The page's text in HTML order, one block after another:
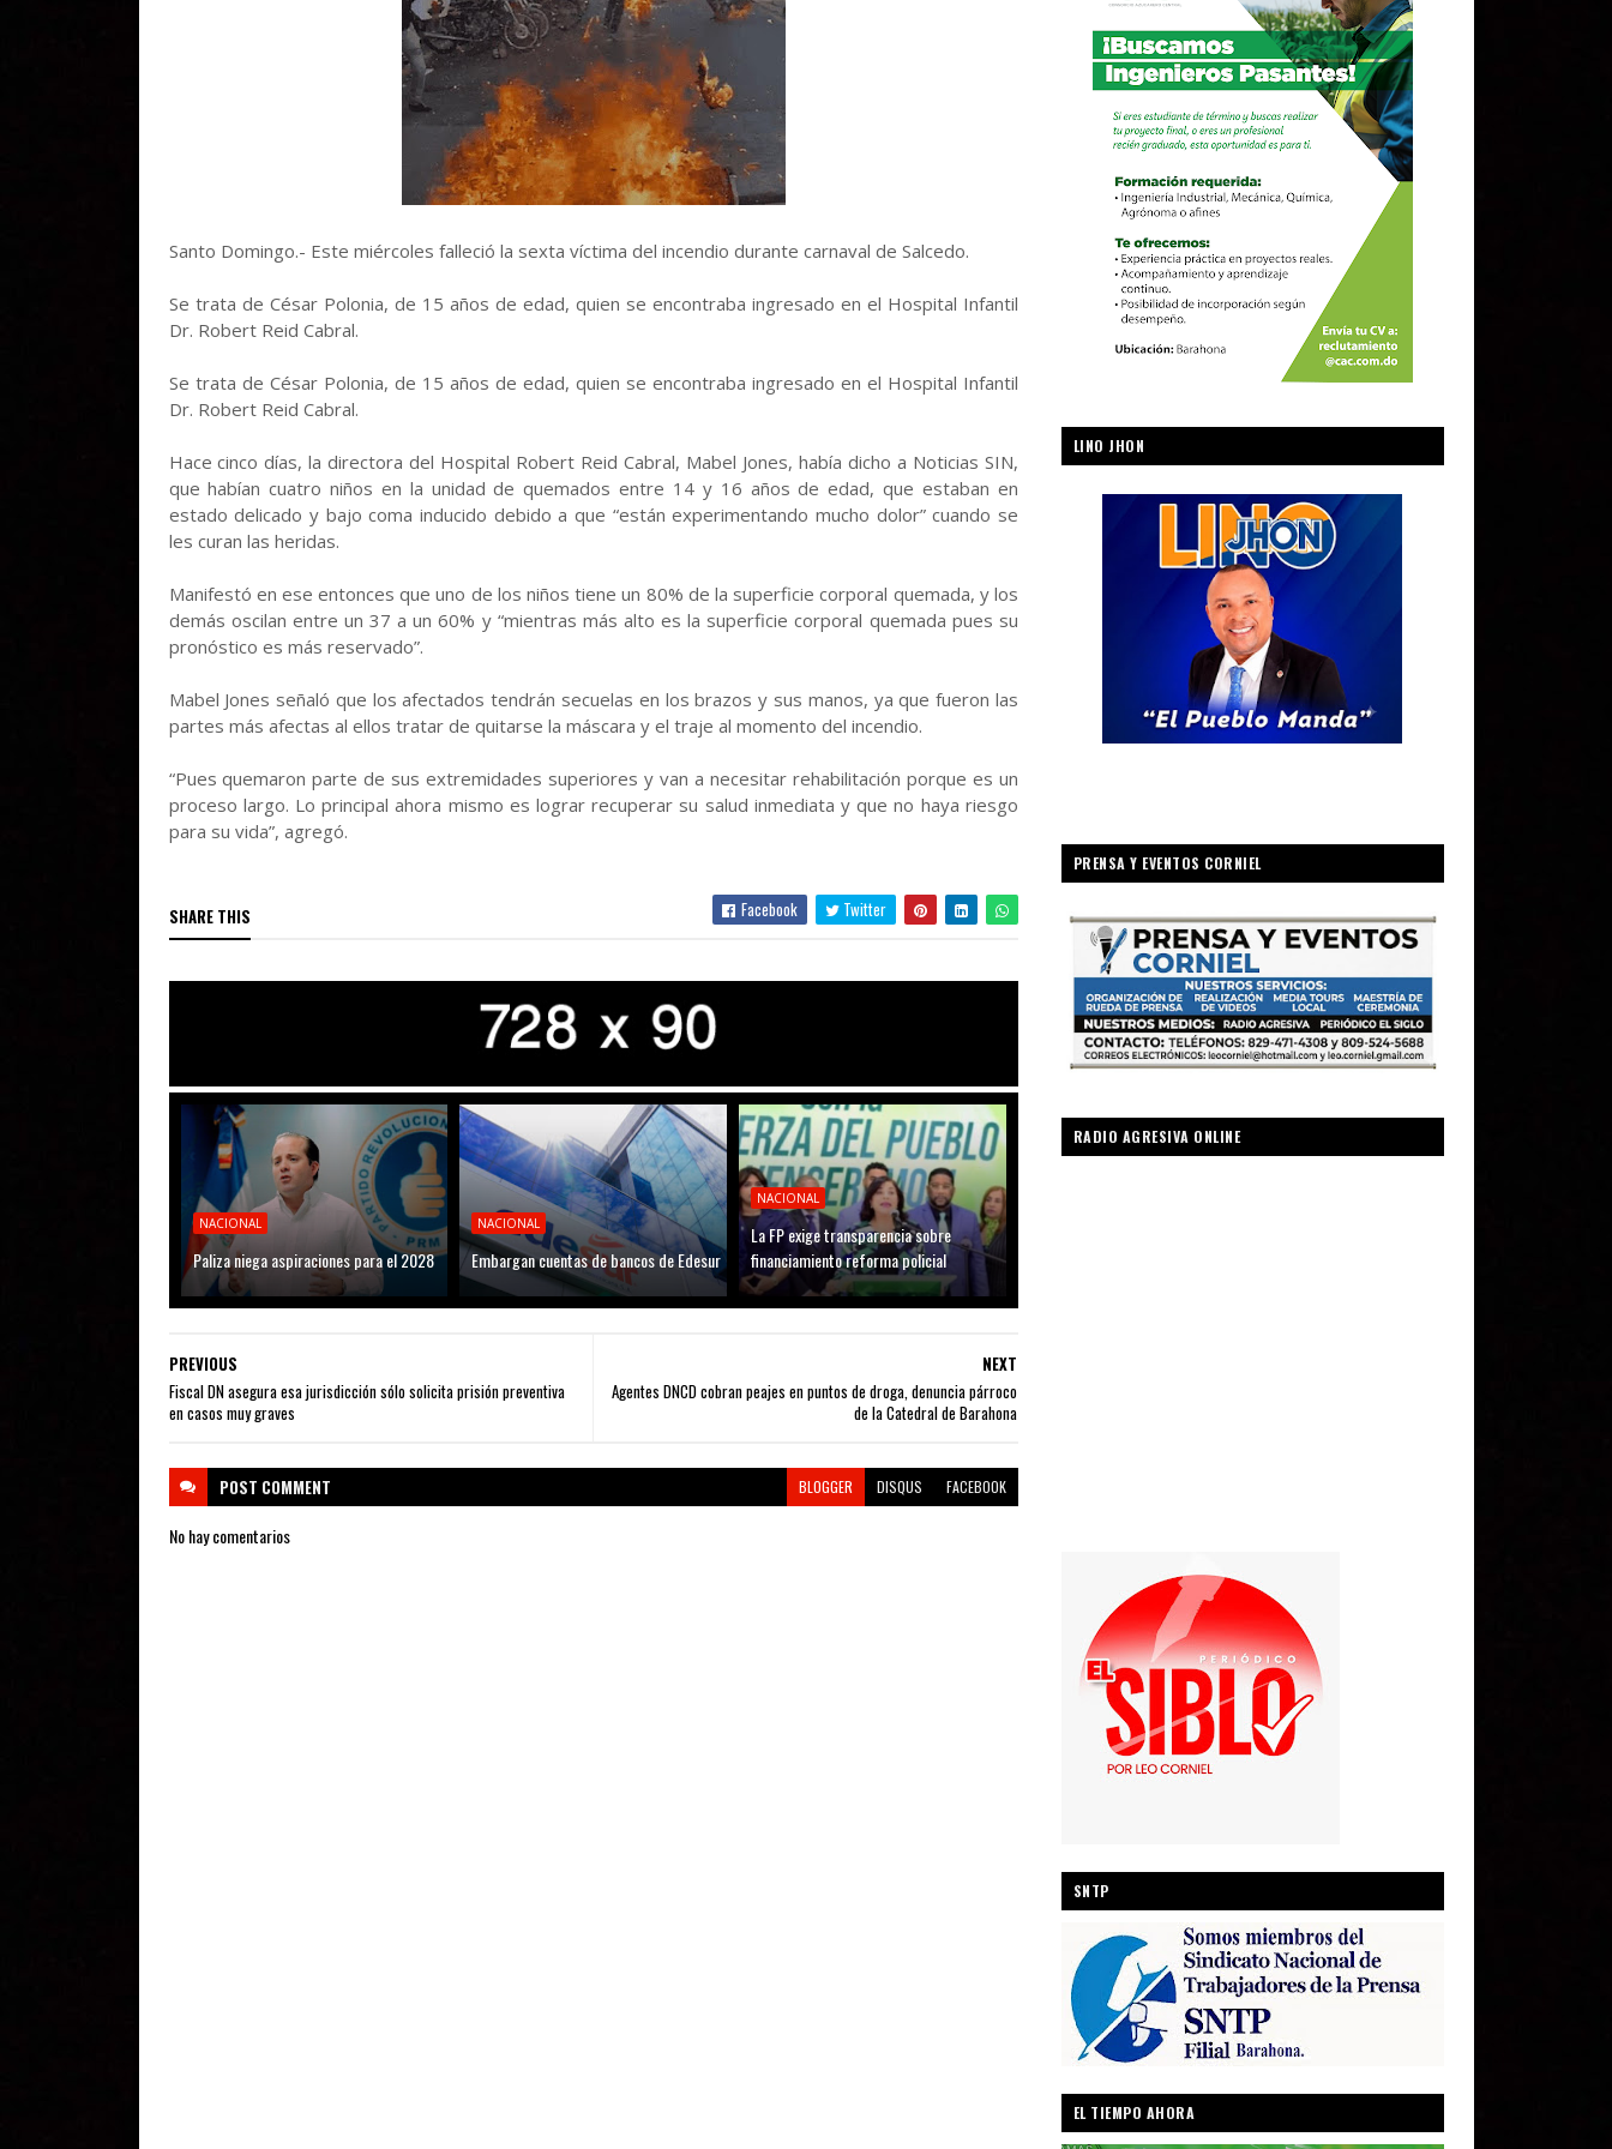
Santo Domingo.- Este miércoles falleció la sexta víctima del incendio durante carnaval de Salcedo.
Se trata de César Polonia, de 15 años de edad, quien se encontraba ingresado en el Hospital Infantil
Dr. Robert Reid Cabral.
Se trata de César Polonia, de 15 años de edad, quien se encontraba ingresado en el Hospital Infantil
Dr. Robert Reid Cabral.
Hace cinco días, la directora del Hospital Robert Reid Cabral, Mabel Jones, había dicho a Noticias SIN,
que habían cuatro niños en la unidad de quemados entre 14 y 16 años de edad, que estaban en
estado delicado y bajo coma inducido debido a que “están experimentando mucho dolor” cuando se
les curan las heridas.
Manifestó en ese entonces que uno de los niños tiene un 80% de la superficie corporal quemada, y los
demás oscilan entre un 37 a un 60% y “mientras más alto es la superficie corporal quemada pues su
pronóstico es más reservado”.
Mabel Jones señaló que los afectados tendrán secuelas en los brazos y sus manos, ya que fueron las
partes más afectas al ellos tratar de quitarse la máscara y el traje al momento del incendio.
“Pues quemaron parte de sus extremidades superiores y van a necesitar rehabilitación porque es un
proceso largo. Lo principal ahora mismo es lograr recuperar su salud inmediata y que no haya riesgo
para su vida”, agregó.
SHARE THIS Facebook Twitter
NACIONAL
Paliza niega aspiraciones para el 2028
NACIONAL
Embargan cuentas de bancos de Edesur
NACIONAL
La FP exige transparencia sobre
financiamiento reforma policial
NEXT
Agentes DNCD cobran peajes en puntos de droga, denuncia párroco
de la Catedral de Barahona
PREVIOUS
Fiscal DN asegura esa jurisdicción sólo solicita prisión preventiva
en casos muy graves
POST COMMENT BLOGGER DISQUS FACEBOOK
No hay comentarios
LINO JHON
PRENSA Y EVENTOS CORNIEL
RADIO AGRESIVA ONLINE
SNTP
EL TIEMPO AHORA